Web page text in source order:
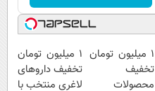
۱ میلیون تومان
تخفیف
محصولات
۱ میلیون تومان
تخفیف داروهای
لاغری منتخب با